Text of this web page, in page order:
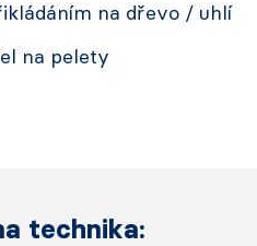
na dřevo / uhlí
na pelety
technika: